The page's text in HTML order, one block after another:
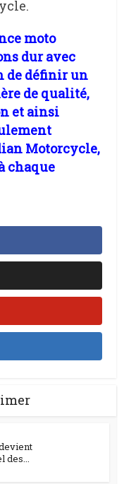
moto
dur avec
de définir un
de qualité,
et ainsi
Motorcycle,
chaque
des...